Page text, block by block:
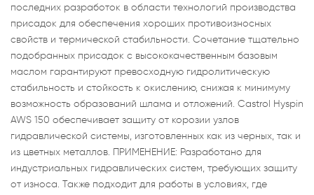
последних разработок в области технологий производства
присадок для обеспечения хороших противоизносных
свойств и термической стабильности. Сочетание тщательно
подобранных присадок с высококачественным базовым
маслом гарантируют превосходную гидролитическую
стабильность и стойкость к окислению, снижая к минимуму
возможность образований шлама и отложений. Castrol Hyspin
AWS 150 обеспечивает защиту от корозии узлов
гидравлической системы, изготовленных как из черных, так и
из цветных металлов. ПРИМЕНЕНИЕ: Разработано для
индустриальных гидравлических систем, требующих защиту
от износа. Также подходит для работы в условиях, где